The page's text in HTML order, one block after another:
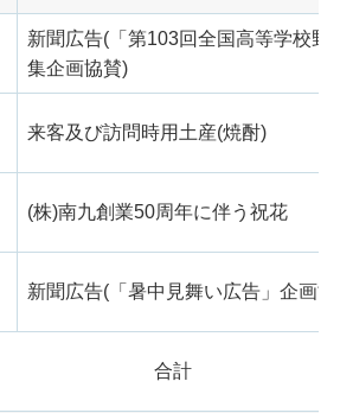
新聞広告(「第103回全国高等学校野
集企画協賛)
来客及び訪問時用土産(焼酎)
(株)南九創業50周年に伴う祝花
新聞広告(「暑中見舞い広告」企画協
合計